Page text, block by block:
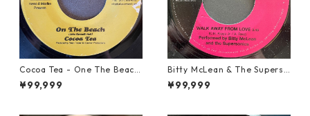
Cocoa Tea - One The Beach
【7-21919】
¥99,999
Bitty McLean & The Superso
nics - Walk Away From Love
【7-21989】
¥99,999